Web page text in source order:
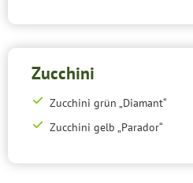
Zucchini
Zucchini grün „Diamant“
Zucchini gelb „Parador“